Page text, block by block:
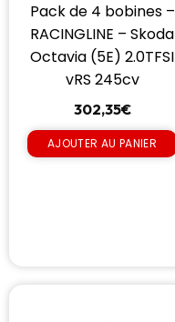
Pack de 4 bobines –
RACINGLINE – Skoda
Octavia (5E) 2.0TFSI
vRS 245cv
302,35€
AJOUTER AU PANIER